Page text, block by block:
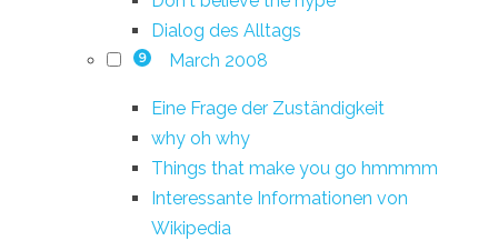
Dialog des Alltags
9 March 2008
Eine Frage der Zuständigkeit
why oh why
Things that make you go hmmmm
Interessante Informationen von
Wikipedia